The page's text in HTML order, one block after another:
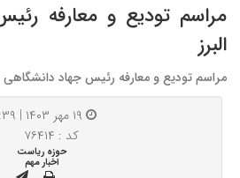
مراسم تودیع و معارفه
البرز
مراسم تودیع و معارفه رئیس جهاد دانشگاهی
کد : ۷۶۴۱۴
حوزه ریاست
اخبار مهم